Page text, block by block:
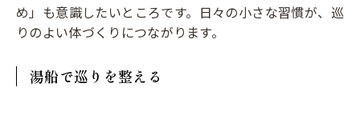
め」も意識したいところです。日々の小さな習慣が、巡
りのよい体づくりにつながります。
湯船で巡りを整える